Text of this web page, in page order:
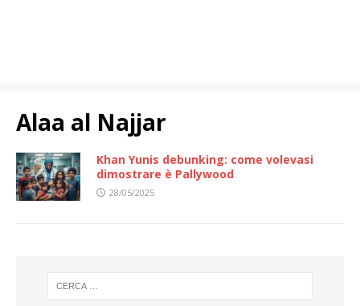
Alaa al Najjar
Khan Yunis debunking: come volevasi
dimostrare è Pallywood
28/05/2025